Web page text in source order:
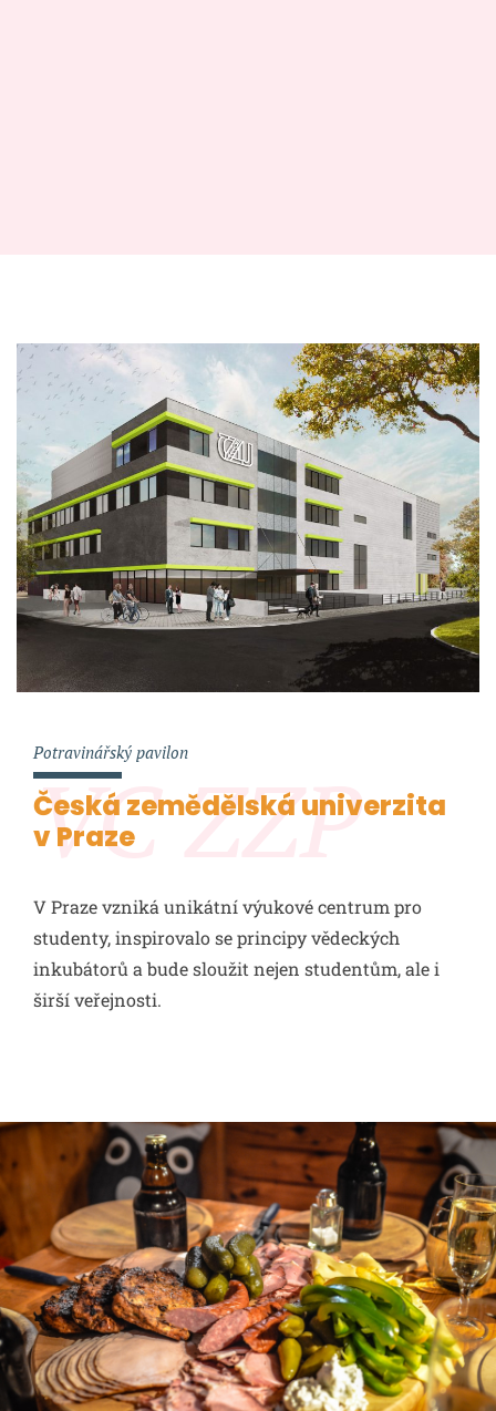
VC ZZP
Potravinářský pavilon
Česká zemědělská univerzita
v Praze
V Praze vzniká unikátní výukové centrum pro
studenty, inspirovalo se principy vědeckých
inkubátorů a bude sloužit nejen studentům, ale i
širší veřejnosti.